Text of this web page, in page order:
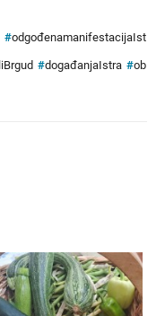
#odgođenamanifestacijaIst
#događanjaIstra #ob